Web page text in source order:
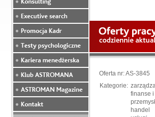
Oferta nr: AS-3845
Kategorie:
finanse
handel